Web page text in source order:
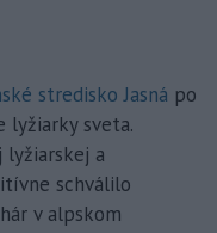
stredisko Jasná po
sveta.
lyžiarskej a
schválilo
v alpskom